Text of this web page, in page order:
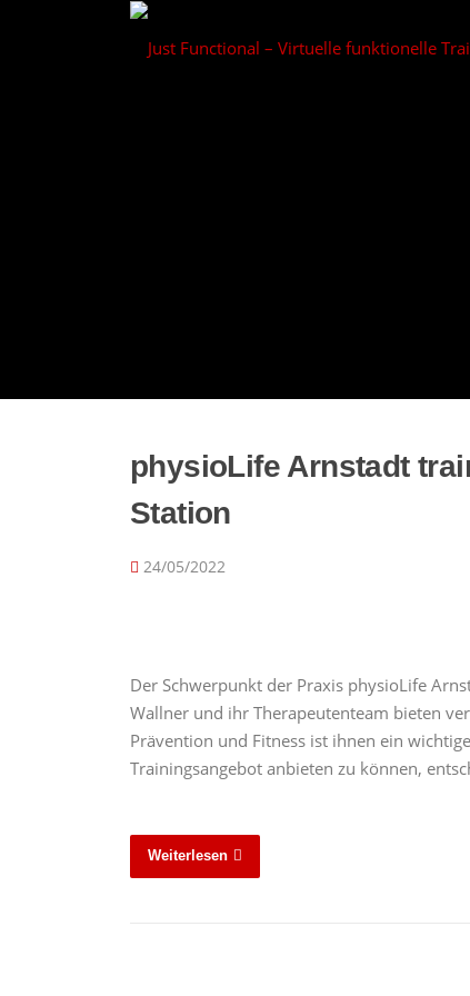
physioLife Arnstadt
Station
24/05/2022
Der Schwerpunkt der Praxis physioLife
Wallner und ihr Therapeutenteam bieten
Prävention und Fitness ist ihnen ein
Trainingsangebot anbieten zu können,
Weiterlesen